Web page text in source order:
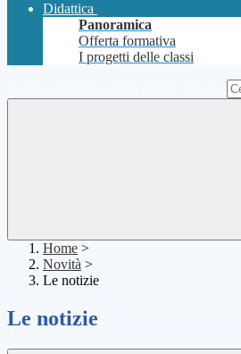
Didattica
Panoramica
Offerta formativa
I progetti delle classi
Home >
Novità >
Le notizie
Le notizie